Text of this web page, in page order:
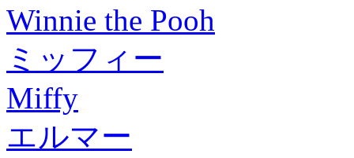
Winnie the Pooh
ミッフィー
Miffy
エルマー